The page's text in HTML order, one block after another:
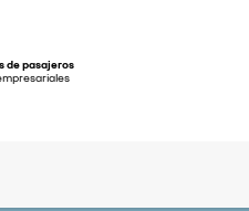
de pasajeros